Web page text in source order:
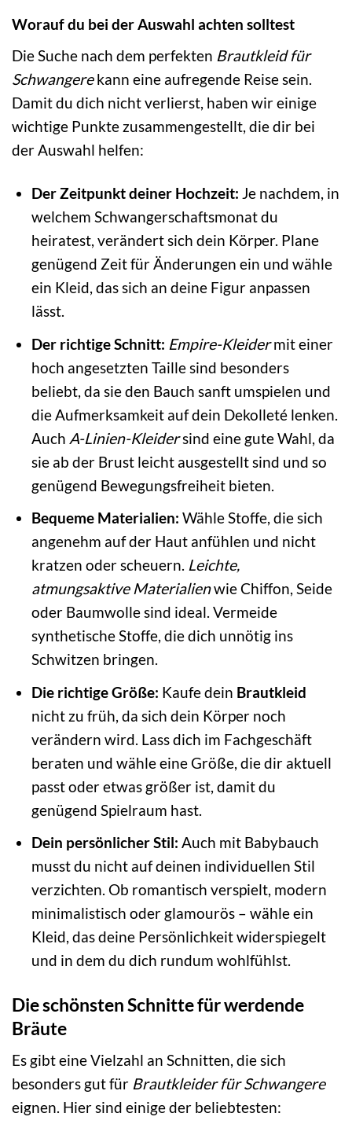
Worauf du bei der Auswahl achten solltest
Die Suche nach dem perfekten Brautkleid für
Schwangerekann eine aufregende Reise sein.
Damit du dich nicht verlierst, haben wir einige
wichtige Punkte zusammengestellt, die dir bei
der Auswahl helfen:
Der Zeitpunkt deiner Hochzeit: Je nachdem, in
welchem Schwangerschaftsmonat du
heiratest, verändert sich dein Körper. Plane
genügend Zeit für Änderungen ein und wähle
ein Kleid, das sich an deine Figur anpassen
lässt.
Der richtige Schnitt: Empire-Kleidermit einer
hoch angesetzten Taille sind besonders
beliebt, da sie den Bauch sanft umspielen und
die Aufmerksamkeit auf dein Dekolleté lenken.
Auch A-Linien-Kleidersind eine gute Wahl, da
sie ab der Brust leicht ausgestellt sind und so
genügend Bewegungsfreiheit bieten.
Bequeme Materialien: Wähle Stoffe, die sich
angenehm auf der Haut anfühlen und nicht
kratzen oder scheuern. Leichte,
atmungsaktive Materialienwie Chiffon, Seide
oder Baumwolle sind ideal. Vermeide
synthetische Stoffe, die dich unnötig ins
Schwitzen bringen.
Die richtige Größe: Kaufe dein Brautkleid
nicht zu früh, da sich dein Körper noch
verändern wird. Lass dich im Fachgeschäft
beraten und wähle eine Größe, die dir aktuell
passt oder etwas größer ist, damit du
genügend Spielraum hast.
Dein persönlicher Stil: Auch mit Babybauch
musst du nicht auf deinen individuellen Stil
verzichten. Ob romantisch verspielt, modern
minimalistisch oder glamourös – wähle ein
Kleid, das deine Persönlichkeit widerspiegelt
und in dem du dich rundum wohlfühlst.
Die schönsten Schnitte für werdende
Bräute
Es gibt eine Vielzahl an Schnitten, die sich
besonders gut für Brautkleider für Schwangere
eignen. Hier sind einige der beliebtesten: